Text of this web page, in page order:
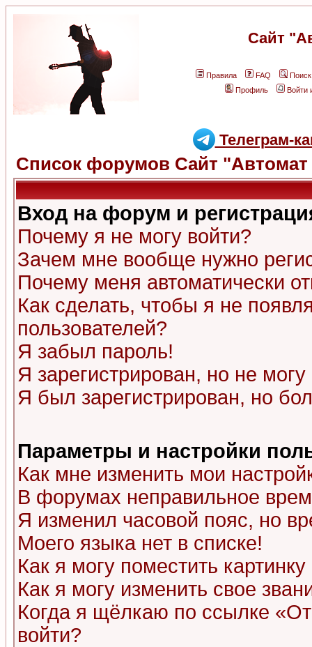
Сайт
Правила FAQ
Поиск
Профиль
Войти
Телеграм-
Список форумов Сайт "Автомат
Вход на форум и
Почему я не могу войти?
Зачем мне вообще нужно
Почему меня автоматически
Как сделать, чтобы я не
пользователей?
Я забыл пароль!
Я зарегистрирован, но не могу
Я был зарегистрирован, но
Параметры и настройки
Как мне изменить мои
В форумах неправильное
Я изменил часовой пояс, но
Моего языка нет в списке!
Как я могу поместить
Как я могу изменить свое
Когда я щёлкаю по ссылке
войти?